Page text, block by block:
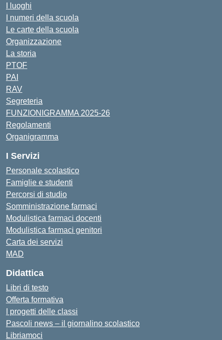
I luoghi
I numeri della scuola
Le carte della scuola
Organizzazione
La storia
PTOF
PAI
RAV
Segreteria
FUNZIONIGRAMMA 2025-26
Regolamenti
Organigramma
I Servizi
Personale scolastico
Famiglie e studenti
Percorsi di studio
Somministrazione farmaci
Modulistica farmaci docenti
Modulistica farmaci genitori
Carta dei servizi
MAD
Didattica
Libri di testo
Offerta formativa
I progetti delle classi
Pascoli news – il giornalino scolastico
Libriamoci